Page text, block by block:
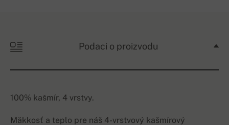
Podaci o proizvodu
100% kašmír, 4 vrstvy.
Mäkkosť a teplo pre náš 4-vrstvový kašmírový